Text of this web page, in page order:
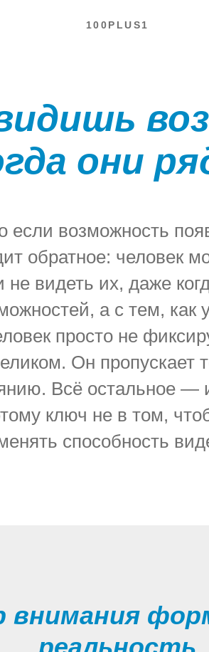
100PLUS1
они
возможность
обратное: человек
видеть их, даже
а с тем,
просто не
Он пропускает
Всё остальное
ключ не в том,
способность
внимания